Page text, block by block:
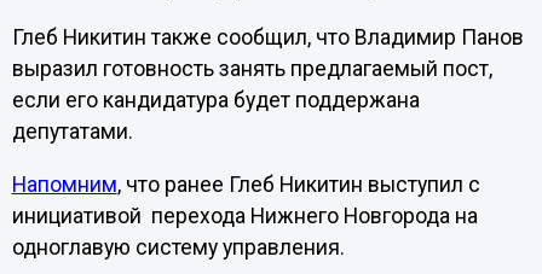
Глеб Никитин также сообщил, что Владимир Панов
выразил готовность занять предлагаемый пост,
если его кандидатура будет поддержана
депутатами.
Напомним, что ранее Глеб Никитин выступил с
инициативой перехода Нижнего Новгорода на
одноглавую систему управления.